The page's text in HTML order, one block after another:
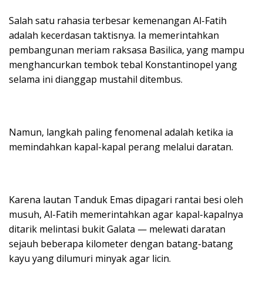
Salah satu rahasia terbesar kemenangan Al-Fatih
adalah kecerdasan taktisnya. Ia memerintahkan
pembangunan meriam raksasa Basilica, yang mampu
menghancurkan tembok tebal Konstantinopel yang
selama ini dianggap mustahil ditembus.
Namun, langkah paling fenomenal adalah ketika ia
memindahkan kapal-kapal perang melalui daratan.
Karena lautan Tanduk Emas dipagari rantai besi oleh
musuh, Al-Fatih memerintahkan agar kapal-kapalnya
ditarik melintasi bukit Galata — melewati daratan
sejauh beberapa kilometer dengan batang-batang
kayu yang dilumuri minyak agar licin.